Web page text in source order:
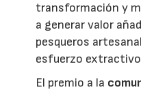
transformación y
a generar valor
pesqueros
esfuerzo
El premio a la